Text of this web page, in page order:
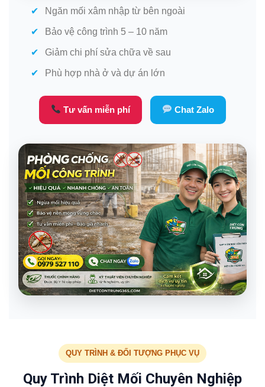
Ngăn mối xâm nhập từ bên ngoài
Bảo vệ công trình 5 – 10 năm
Giảm chi phí sửa chữa về sau
Phù hợp nhà ở và dự án lớn
Tư vấn miễn phí Chat Zalo
QUY TRÌNH & ĐỐI TƯỢNG PHỤC VỤ
Quy Trình Diệt Mối Chuyên Nghiệp